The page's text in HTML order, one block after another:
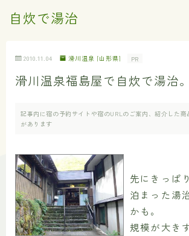
自炊で湯治
2010.11.04 滑川温泉 [山形県] PR
滑川温泉福島屋で自炊で湯治。
記事内に宿の予約サイトや宿のURLのご案内、紹介した
があります
先にきっぱ
泊まった湯
かも。
規模が大き